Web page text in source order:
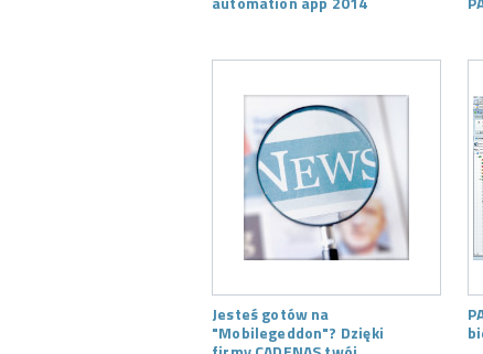
Jesteś gotów na
"Mobilegeddon"? Dzięki